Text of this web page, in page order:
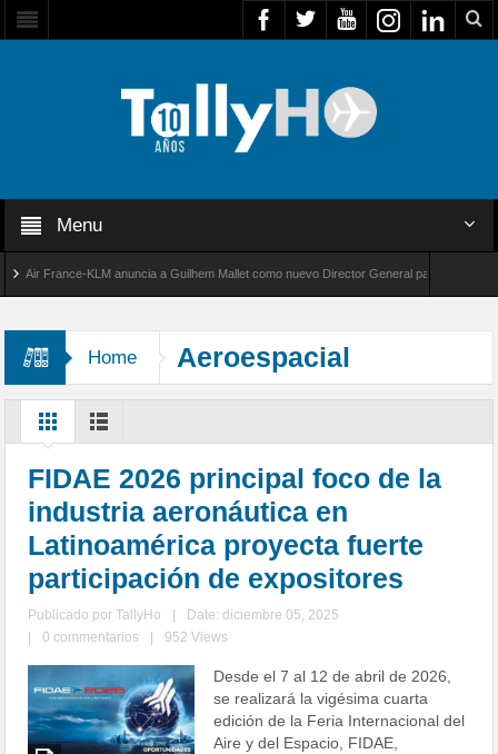
Menu
France-KLM anuncia a Guilhem Mallet como nuevo Director General para América Latina
Home Aeroespacial
FIDAE 2026 principal foco de la
industria aeronáutica en
Latinoamérica proyecta fuerte
participación de expositores
Publicado porTallyHo
Date: diciembre 05, 2025
0 commentarios 952 Views
Desde el 7 al 12 de abril de 2026,
se realizará la vigésima cuarta
edición de la Feria Internacional del
Aire y del Espacio, FIDAE,